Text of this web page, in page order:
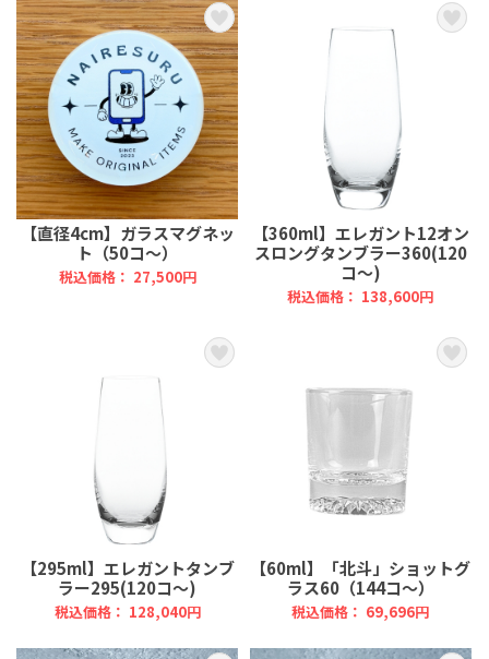
【直径4cm】ガラスマグネッ
ト（50コ～）
税込価格： 27,500円
【360ml】エレガント12オン
スロングタンブラー360(120
コ～)
税込価格： 138,600円
【295ml】エレガントタンブ
ラー295(120コ～)
税込価格： 128,040円
【60ml】「北斗」ショットグ
ラス60（144コ～）
税込価格： 69,696円